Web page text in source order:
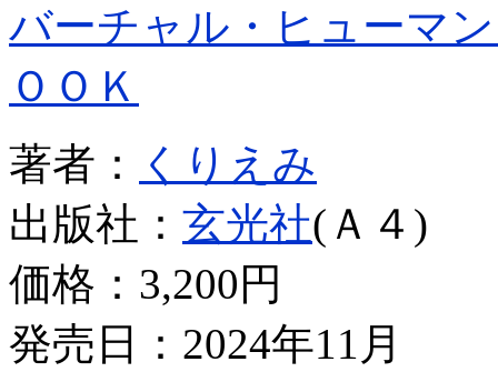
バーチャル・ヒュー
ＯＯＫ
著者：
くりえみ
出版社： 玄光社(Ａ４)
価格： 3,200円
発売日：2024年11月